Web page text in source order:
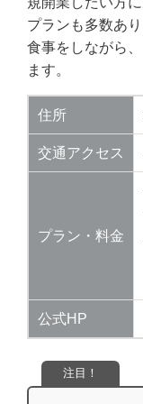
プランも多数あ
食事をしながら
ます。
住所
交通アクセス
プラン・料金
公式HP
注目！